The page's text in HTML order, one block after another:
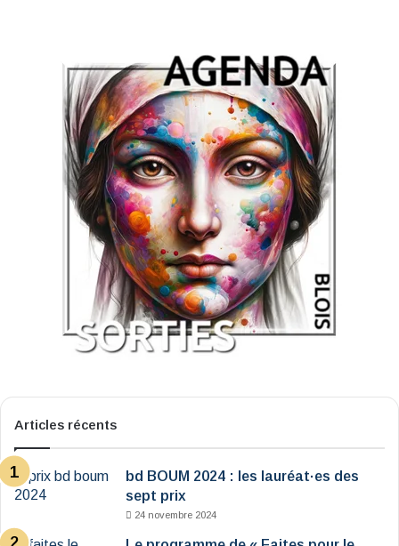
Articles récents
bd BOUM 2024 : les lauréat·es des
sept prix
24 novembre 2024